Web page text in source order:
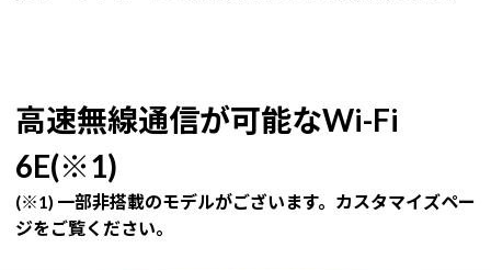
高速無線通信が可能なWi-Fi
6E(※1)
(※1) 一部非搭載のモデルがございます。カスタマイズペー
ジをご覧ください。